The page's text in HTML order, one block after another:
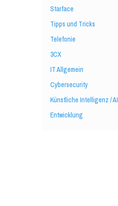
Starface
Tipps und Tricks
Telefonie
3CX
IT Allgemein
Cybersecurity
Künstliche Intelligenz / AI
Entwicklung